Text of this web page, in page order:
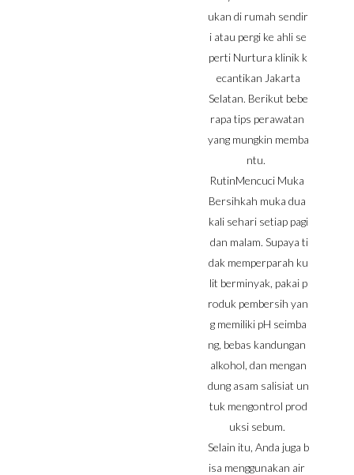
ukan di rumah sendir
i atau pergi ke ahli se
perti Nurtura klinik k
ecantikan Jakarta
Selatan. Berikut bebe
rapa tips perawatan
yang mungkin memba
ntu.
RutinMencuci Muka
Bersihkah muka dua
kali sehari setiap pagi
dan malam. Supaya ti
dak memperparah ku
lit berminyak, pakai p
roduk pembersih yan
g memiliki pH seimba
ng, bebas kandungan
alkohol, dan mengan
dung asam salisiat un
tuk mengontrol prod
uksi sebum.
Selain itu, Anda juga b
isa menggunakan air